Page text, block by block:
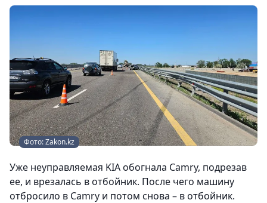
Фото: Zakon.kz
Уже неуправляемая KIA обогнала Camry, подрезав
ее, и врезалась в отбойник. После чего машину
отбросило в Camry и потом снова – в отбойник.